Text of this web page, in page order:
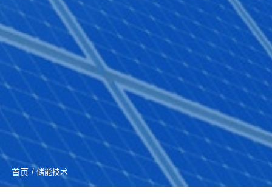
首页 / 储能技术